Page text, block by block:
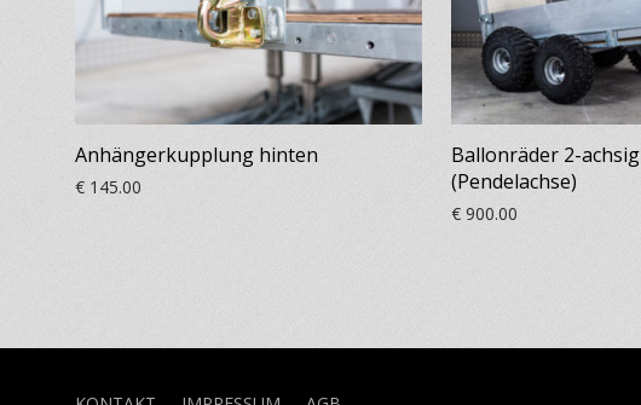
Anhängerkupplung hinten
€ 145.00
Ballonräder 2-achsig
(Pendelachse)
€ 900.00